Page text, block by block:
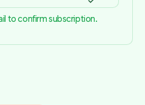
to confirm subscription.